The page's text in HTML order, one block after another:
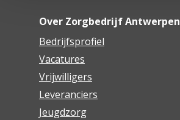
Over Zorgbedrijf Antwerpen
Bedrijfsprofiel
Vacatures
Vrijwilligers
Leveranciers
Jeugdzorg